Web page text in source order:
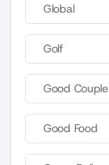
Global
Golf
Good Couple
Good Food